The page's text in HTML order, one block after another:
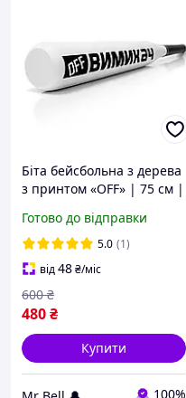
Біта бейсбольна з дерева
з принтом «OFF» | 75 см |
Готово до відправки
5.0 (1)
від48₴/міс
480₴
600 ₴
Купити
100%